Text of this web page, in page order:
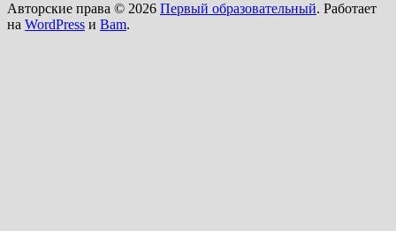
Авторские права © 2026 Первый образовательный. Работает
на WordPress и Bam.